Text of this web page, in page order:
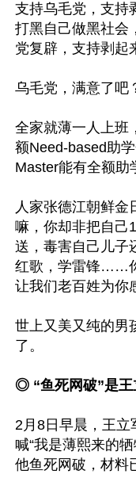
支持乌毛党，支持
打黑自己做黑社会
党复辟，支持剥起
乌毛党，满意了吧
全家就薄一人上班
额Need-based助
Master能有全额助
人家张德江朝鲜金
嘛，你却非把自己
送，毒害自己儿子
红歌，学雷锋……
让我们老百姓为你
世上又美又纯的男
了。
◎ “鱼死网破”是王
2月8日早晨，王立
喊“我是薄熙来的
他鱼死网破，材料